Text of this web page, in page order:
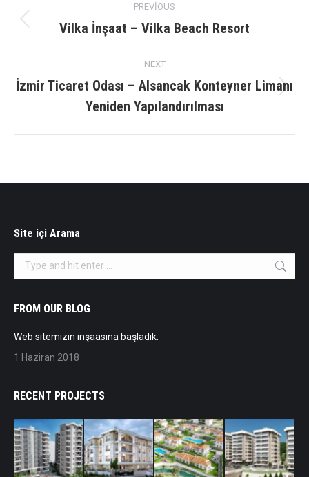
navigation
PREVIOUS
Previous
Vilka İnşaat – Vilka Beach Resort
NEXT
Next
album:
İzmir Ticaret Odası – Alsancak Konteyner Limanı
Yeniden Yapılandırılması
Site içi Arama
Search:
FROM OUR BLOG
Web sitemizin inşaasına başladık.
1 Haziran 2018
RECENT PROJECTS